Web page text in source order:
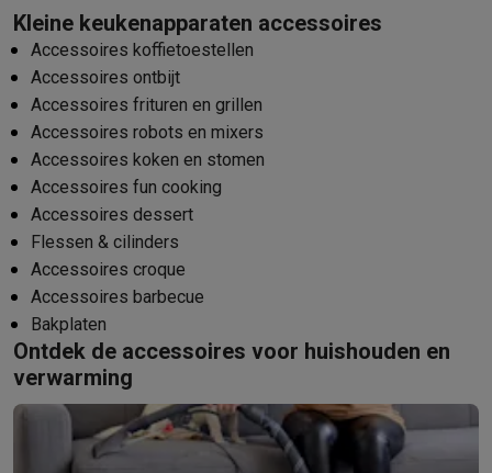
Kleine keukenapparaten accessoires
Accessoires koffietoestellen
Accessoires ontbijt
Accessoires frituren en grillen
Accessoires robots en mixers
Accessoires koken en stomen
Accessoires fun cooking
Accessoires dessert
Flessen & cilinders
Accessoires croque
Accessoires barbecue
Bakplaten
Ontdek de accessoires voor huishouden en
verwarming